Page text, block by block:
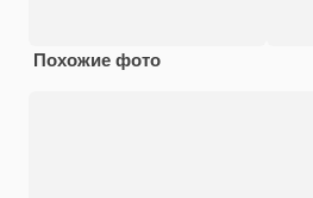
Похожие фото